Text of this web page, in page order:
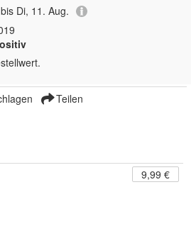
Di, 11. Aug.
Teilen
9,99 €